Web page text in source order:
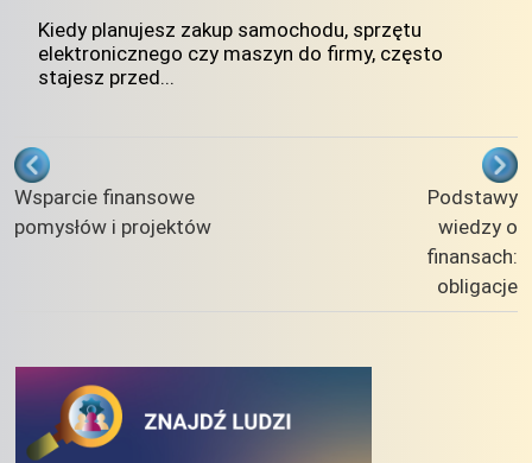
Kiedy planujesz zakup samochodu, sprzętu
elektronicznego czy maszyn do firmy, często
stajesz przed...
Odnośniki nawigacji książki
Wsparcie finansowe
pomysłów i projektów
Podstawy
wiedzy o
finansach:
obligacje